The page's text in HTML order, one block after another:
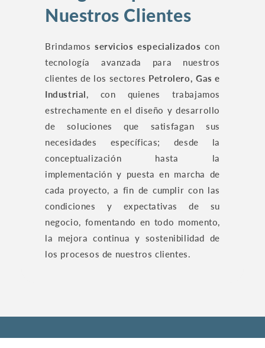
Nuestros Clientes
Brindamosservicios especializados con
tecnología avanzada para nuestros
clientes de los sectores Petrolero, Gas e
Industrial, con quienes trabajamos
estrechamente en el diseño y desarrollo
de soluciones que satisfagan sus
necesidades específicas; desde la
conceptualización hasta la
implementación y puesta en marcha de
cada proyecto, a fin de cumplir con las
condiciones y expectativas de su
negocio, fomentando en todo momento,
la mejora continua y sostenibilidad de
los procesos de nuestros clientes.